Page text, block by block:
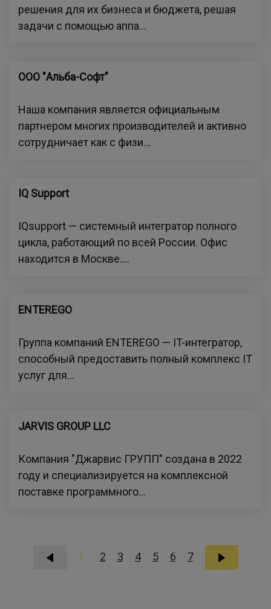
решения для их бизнеса и бюджета, решая
задачи с помощью аппа...
ООО "Альба-Софт"
Наша компания является официальным
партнером многих производителей и активно
сотрудничает как с физи...
IQ Support
IQsupport — системный интегратор полного
цикла, работающий по всей России. Офис
находится в Москве....
ENTEREGO
Группа компаний ENTEREGO — IT-интегратор,
способный предоставить полный комплекс IT
услуг для...
JARVIS GROUP LLC
Компания "Джарвис ГРУПП" создана в 2022
году и специализируется на комплексной
поставке программного...
1 2 3 4 5 6 7